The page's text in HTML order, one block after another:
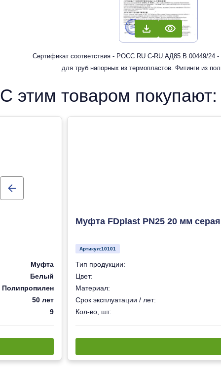
Сертификат соответствия - РОСС RU С-RU.АД85.В.00449/24
для труб напорных из термопластов. Фитинги из
отопления
С этим товаром покупают:
Муфта
Белый
Полипропилен
50 лет
9
Муфта FDplast PN25 20 мм серая
Артикул:10101
Тип продукции:
Цвет:
Материал:
Срок эксплуатации / лет:
Кол-во, шт: